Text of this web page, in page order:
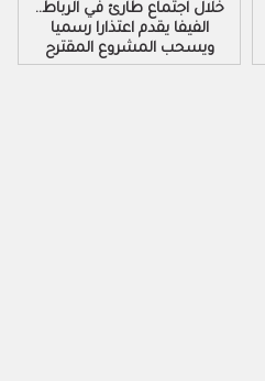
خلال اجتماع طارئ في الرباط..
الفيفا يقدم اعتذارا رسميا
ويسحب المشروع المقترح